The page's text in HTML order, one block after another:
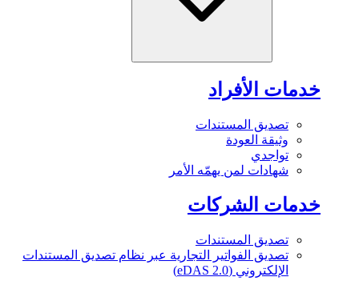
خدمات الأفراد
تصديق المستندات
وثيقة العودة
تواجدي
شهادات لمن يهمّه الأمر
خدمات الشركات
تصديق المستندات
تصديق الفواتير التجارية عبر نظام تصديق المستندات
الإلكتروني (eDAS 2.0)